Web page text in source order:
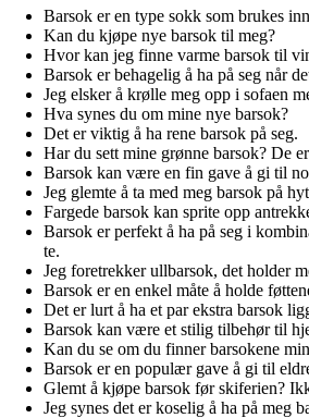
Barsok er en type sokk som brukes
Kan du kjøpe nye barsok til meg?
Hvor kan jeg finne varme barsok til
Barsok er behagelig å ha på seg når
Jeg elsker å krølle meg opp i sofaen
Hva synes du om mine nye barsok?
Det er viktig å ha rene barsok på seg.
Har du sett mine grønne barsok? De
Barsok kan være en fin gave å gi til
Jeg glemte å ta med meg barsok på
Fargede barsok kan sprite opp
Barsok er perfekt å ha på seg i
te.
Jeg foretrekker ullbarsok, det holder
Barsok er en enkel måte å holde
Det er lurt å ha et par ekstra barsok
Barsok kan være et stilig tilbehør til
Kan du se om du finner barsokene
Barsok er en populær gave å gi til
Glemt å kjøpe barsok før skiferien?
Jeg synes det er koselig å ha på meg